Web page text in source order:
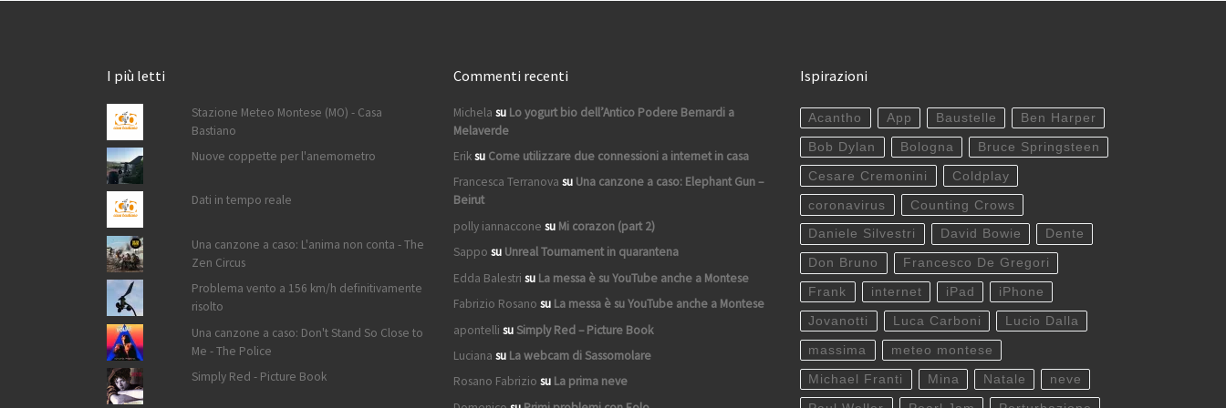
I più letti
Stazione Meteo Montese (MO) - Casa
Bastiano
Nuove coppette per l'anemometro
Dati in tempo reale
Una canzone a caso: L'anima non conta - The
Zen Circus
Problema vento a 156 km/h definitivamente
risolto
Una canzone a caso: Don't Stand So Close to
Me - The Police
Simply Red - Picture Book
Commenti recenti
Michela su Lo yogurt bio dell’Antico Podere Bernardi a
Melaverde
Eriksu Come utilizzare due connessioni a internet in casa
Francesca Terranova su Una canzone a caso: Elephant Gun –
Beirut
polly iannaccone su Mi corazon (part 2)
Sappo su Unreal Tournament in quarantena
Edda Balestri su La messa è su YouTube anche a Montese
Fabrizio Rosano su La messa è su YouTube anche a Montese
apontelli suSimply Red – Picture Book
Luciana su La webcam di Sassomolare
Rosano Fabrizio su La prima neve
Ispirazioni
Acantho App Baustelle Ben Harper
Bob Dylan Bologna Bruce Springsteen
Cesare Cremonini Coldplay
coronavirus Counting Crows
Daniele Silvestri David Bowie Dente
Don Bruno Francesco De Gregori
Frank internet iPad iPhone
Jovanotti Luca Carboni Lucio Dalla
massima meteo montese
Michael Franti Mina Natale neve